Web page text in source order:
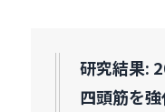
研究結果:
四頭筋を